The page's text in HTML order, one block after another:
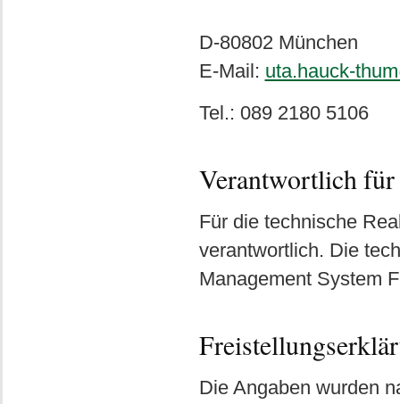
D-80802 München
E-Mail: uta.hauck-
Tel.: 089 2180 5106
Verantwortlich für
Für die technische
verantwortlich. Die
Management System
Die Angaben wurden